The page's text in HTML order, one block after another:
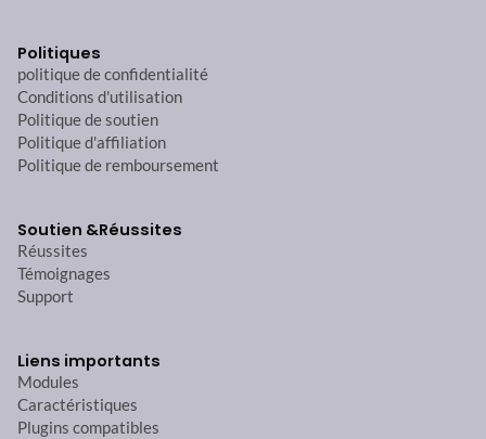
Politiques
politique de confidentialité
Conditions d'utilisation
Politique de soutien
Politique d'affiliation
Politique de remboursement
Soutien &Réussites
Réussites
Témoignages
Support
Liens importants
Modules
Caractéristiques
Plugins compatibles